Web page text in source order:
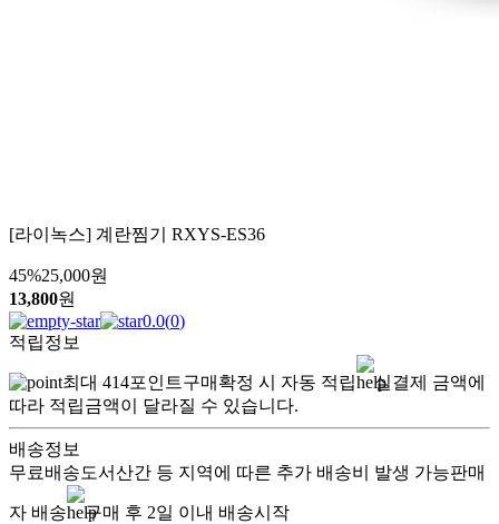
[라이녹스] 계란찜기 RXYS-ES36
45%25,000원
13,800원
0.0(0)
적립정보
최대 414포인트구매확정 시 자동 적립
실결제 금액에
따라 적립금액이 달라질 수 있습니다.
배송정보
무료배송도서산간 등 지역에 따른 추가 배송비 발생 가능판매
자 배송 구매 후 2일 이내 배송시작